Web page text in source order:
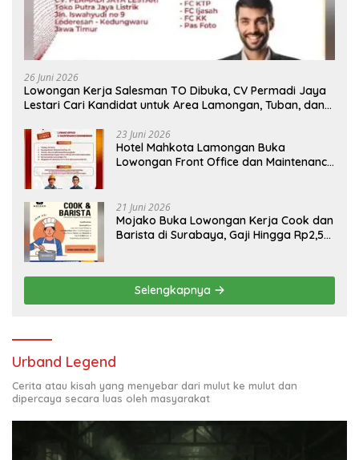
26 Juni 2026
Lowongan Kerja Salesman TO Dibuka, CV Permadi Jaya
Lestari Cari Kandidat untuk Area Lamongan, Tuban, dan
23 Juni 2026
Hotel Mahkota Lamongan Buka
Lowongan Front Office dan Maintenance
21 Juni 2026
Mojako Buka Lowongan Kerja Cook dan
Barista di Surabaya, Gaji Hingga Rp2,5
Selengkapnya
Urband Legend
Cerita atau kisah yang menyebar dari mulut ke mulut dan
dipercaya secara luas oleh masyarakat